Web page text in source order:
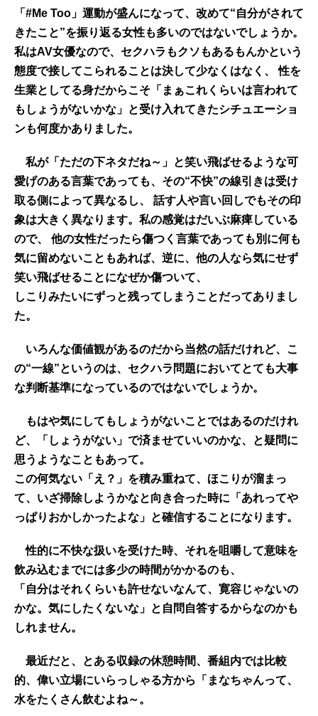
「#Me Too」運動が盛んになって、改めて“自分がされて
きたこと”を振り返る女性も多いのではないでしょうか。
私はAV女優なので、セクハラもクソもあるもんかという
態度で接してこられることは決して少なくはなく、 性を
生業としてる身だからこそ「まぁこれくらいは言われて
もしょうがないかな」と受け入れてきたシチュエーショ
ンも何度かありました。
私が「ただの下ネタだね～」と笑い飛ばせるような可
愛げのある言葉であっても、その“不快”の線引きは受け
取る側によって異なるし、 話す人や言い回しでもその印
象は大きく異なります。私の感覚はだいぶ麻痺している
ので、 他の女性だったら傷つく言葉であっても別に何も
気に留めないこともあれば、逆に、他の人なら気にせず
笑い飛ばせることになぜか傷ついて、
しこりみたいにずっと残ってしまうことだってありまし
た。
いろんな価値観があるのだから当然の話だけれど、こ
の“一線”というのは、セクハラ問題においてとても大事
な判断基準になっているのではないでしょうか。
もはや気にしてもしょうがないことではあるのだけれ
ど、「しょうがない」で済ませていいのかな、と疑問に
思うようなこともあって。
この何気ない「え？」を積み重ねて、ほこりが溜まっ
て、いざ掃除しようかなと向き合った時に「あれってや
っぱりおかしかったよな」と確信することになります。
性的に不快な扱いを受けた時、それを咀嚼して意味を
飲み込むまでには多少の時間がかかるのも、
「自分はそれくらいも許せないなんて、寛容じゃないの
かな。気にしたくないな」と自問自答するからなのかも
しれません。
最近だと、とある収録の休憩時間、番組内では比較
的、偉い立場にいらっしゃる方から「まなちゃんって、
水をたくさん飲むよね～。